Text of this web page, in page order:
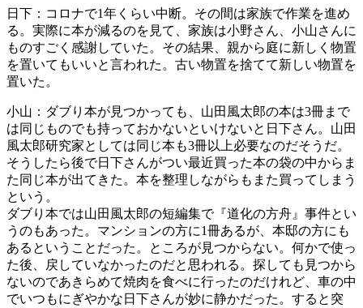
日下：コロナで1年くらい中断。その間は家族で作業を進め
る。実際に本が減るのを見て、家族は小野さん、小山さんに
ものすごく感謝していた。その結果、親から庭に新しく物置
を置いてもいいと言われた。古い物置を捨てて新しい物置を
置いた。
小山：ダブり本が見つかっても、山田風太郎の本は3冊まで
は同じものでも持っておかないといけないと日下さん。山田
風太郎研究家としては同じ本も3冊以上必要なのだそうだ。
そうしたら後で日下さんがつい最近買った本の袋の中からま
た同じ本が出てきた。本を整理しながらもまた買ってしまう
という。
ダブり本では山田風太郎の短編集で『道化の方舟』事件とい
うのもあった。マンションの方に1冊あるが、本邸の方にも
あるということだった。ところが見つからない。何かで使っ
た後、戻していなかったのだと思われる。探しても見つから
ないのであきらめて焼肉を食べに行ったのだけれど、車の中
でいつもにぎやかな日下さんが妙に静かだった。すると突